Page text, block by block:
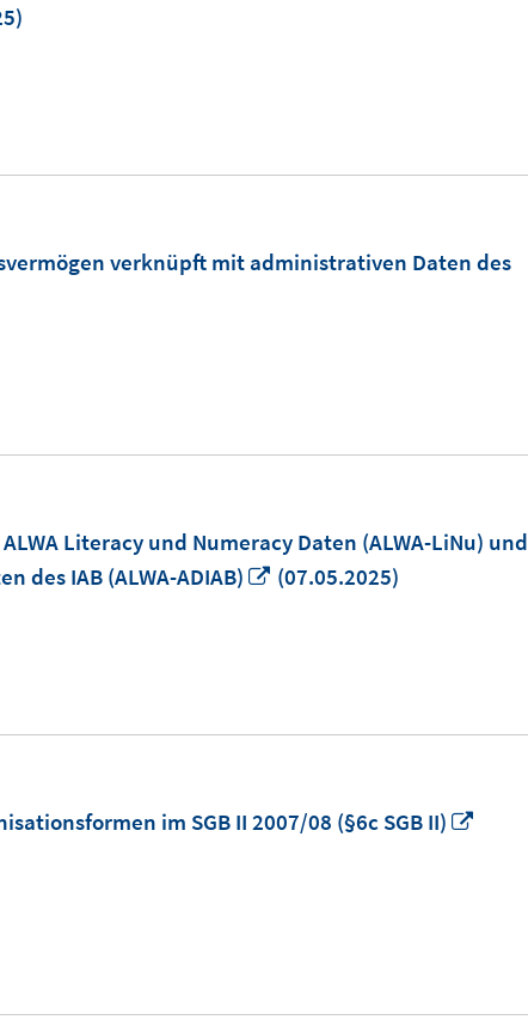
verknüpft mit administrativen Daten des
Literacy und Numeracy Daten (ALWA-LiNu) und
des IAB (ALWA-ADIAB)
In
(07.05.2025)
im SGB II 2007/08 (§6c SGB II)